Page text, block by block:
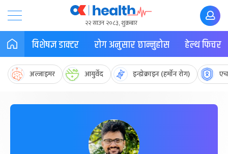
२२ साउन २०८३, शुक्रबार
विशेषज्ञ डाक्टर रोग अनुसार छान्नुहोस हेल्थ फिचर
अल्जाइमर आयुर्वेद इन्डोक्राइन (हर्मोन रोग)